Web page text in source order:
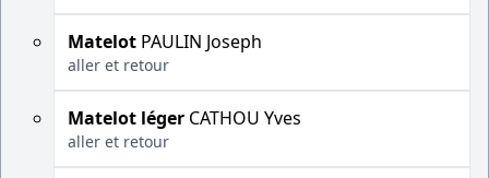
Matelot PAULIN Joseph
aller et retour
Matelot léger CATHOU Yves
aller et retour